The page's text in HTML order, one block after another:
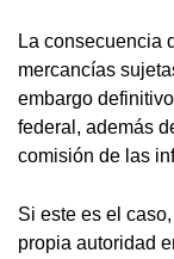
La consecuencia
mercancías
embargo
federal, además
comisión de las
Si este es el
propia autoridad